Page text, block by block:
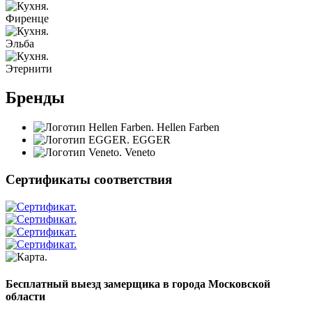
Фиренце
Эльба
Этернити
Бренды
Hellen Farben
EGGER
Veneto
Сертификаты соответствия
Бесплатный выезд замерщика в города Московской
области